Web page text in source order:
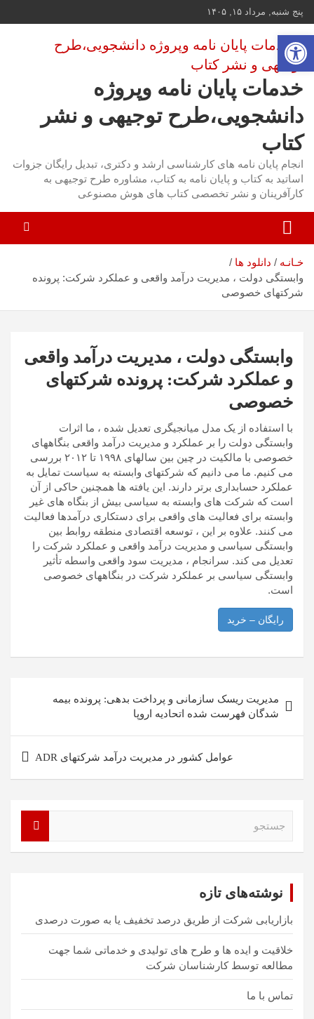
محتوا
بروید
پنج شنبه, مرداد ۱۵, ۱۴۰۵
خدمات پایان نامه وپروژه
دانشجویی،طرح توجیهی و نشر
کتاب
انجام پایان نامه های کارشناسی ارشد و دکتری، تبدیل رایگان جزوات
اساتید به کتاب و پایان نامه به کتاب، مشاوره طرح توجیهی به
کارآفرینان و نشر تخصصی کتاب های هوش مصنوعی
خـانـه دانلود ها
وابستگی دولت ، مدیریت درآمد واقعی و عملکرد شرکت: پرونده
شرکتهای خصوصی
وابستگی دولت ، مدیریت درآمد واقعی
و عملکرد شرکت: پرونده شرکتهای
خصوصی
با استفاده از یک مدل میانجیگری تعدیل شده ، ما اثرات
وابستگی دولت را بر عملکرد و مدیریت درآمد واقعی بنگاههای
خصوصی با مالکیت در چین بین سالهای ۱۹۹۸ تا ۲۰۱۲ بررسی
می کنیم. ما می دانیم که شرکتهای وابسته به سیاست تمایل به
عملکرد حسابداری برتر دارند. این یافته ها همچنین حاکی از آن
است که شرکت های وابسته به سیاسی بیش از بنگاه های غیر
وابسته برای فعالیت های واقعی برای دستکاری درآمدها فعالیت
می کنند. علاوه بر این ، توسعه اقتصادی منطقه روابط بین
وابستگی سیاسی و مدیریت درآمد واقعی و عملکرد شرکت را
تعدیل می کند. سرانجام ، مدیریت سود واقعی واسطه تأثیر
وابستگی سیاسی بر عملکرد شرکت در بنگاههای خصوصی
است.
رایگان – خرید
نوشته
مدیریت ریسک سازمانی و پرداخت بدهی: پرونده بیمه
شدگان فهرست شده اتحادیه اروپا
عوامل کشور در مدیریت درآمد شرکتهای ADR
نوشته‌های تازه
بازاریابی شرکت از طریق درصد تخفیف یا به صورت درصدی
خلاقیت و ایده ها و طرح های تولیدی و خدماتی شما جهت
مطالعه توسط کارشناسان شرکت
تماس با ما
باز کردن نوار ابزار